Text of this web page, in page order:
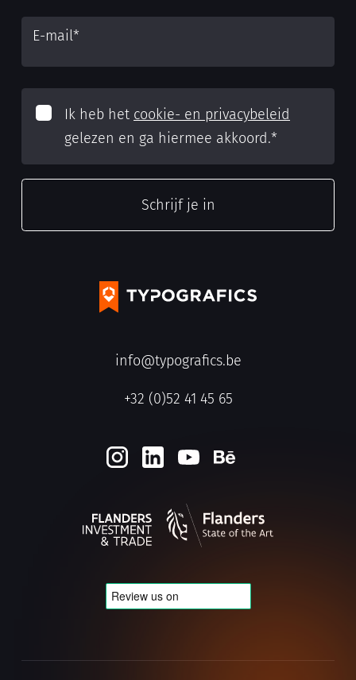
info@typografics.be
+32 (0)52 41 45 65
E-mail*
Ik heb het cookie- en privacybeleid
gelezen en ga hiermee akkoord.*